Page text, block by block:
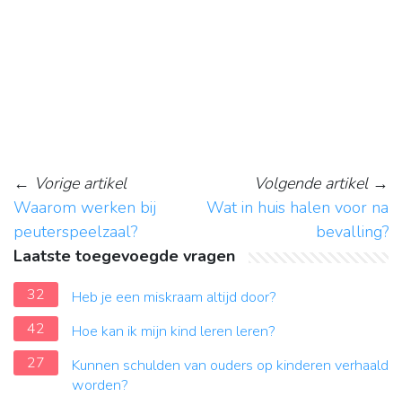
← Vorige artikel
Waarom werken bij
peuterspeelzaal?
Volgende artikel→
Wat in huis halen voor na
bevalling?
Laatste toegevoegde vragen
32
Heb je een miskraam altijd door?
42
Hoe kan ik mijn kind leren leren?
27
Kunnen schulden van ouders op kinderen verhaald
worden?